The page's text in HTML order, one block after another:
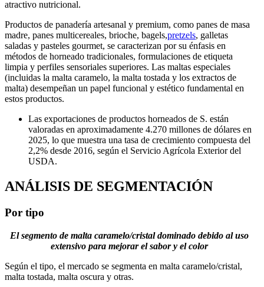
atractivo nutricional.
Productos de panadería artesanal y premium, como panes de masa
madre, panes multicereales, brioche, bagels,pretzels, galletas
saladas y pasteles gourmet, se caracterizan por su énfasis en
métodos de horneado tradicionales, formulaciones de etiqueta
limpia y perfiles sensoriales superiores. Las maltas especiales
(incluidas la malta caramelo, la malta tostada y los extractos de
malta) desempeñan un papel funcional y estético fundamental en
estos productos.
Las exportaciones de productos horneados de S. están
valoradas en aproximadamente 4.270 millones de dólares en
2025, lo que muestra una tasa de crecimiento compuesta del
2,2% desde 2016, según el Servicio Agrícola Exterior del
USDA.
ANÁLISIS DE SEGMENTACIÓN
Por tipo
El segmento de malta caramelo/cristal dominado debido al uso
extensivo para mejorar el sabor y el color
Según el tipo, el mercado se segmenta en malta caramelo/cristal,
malta tostada, malta oscura y otras.